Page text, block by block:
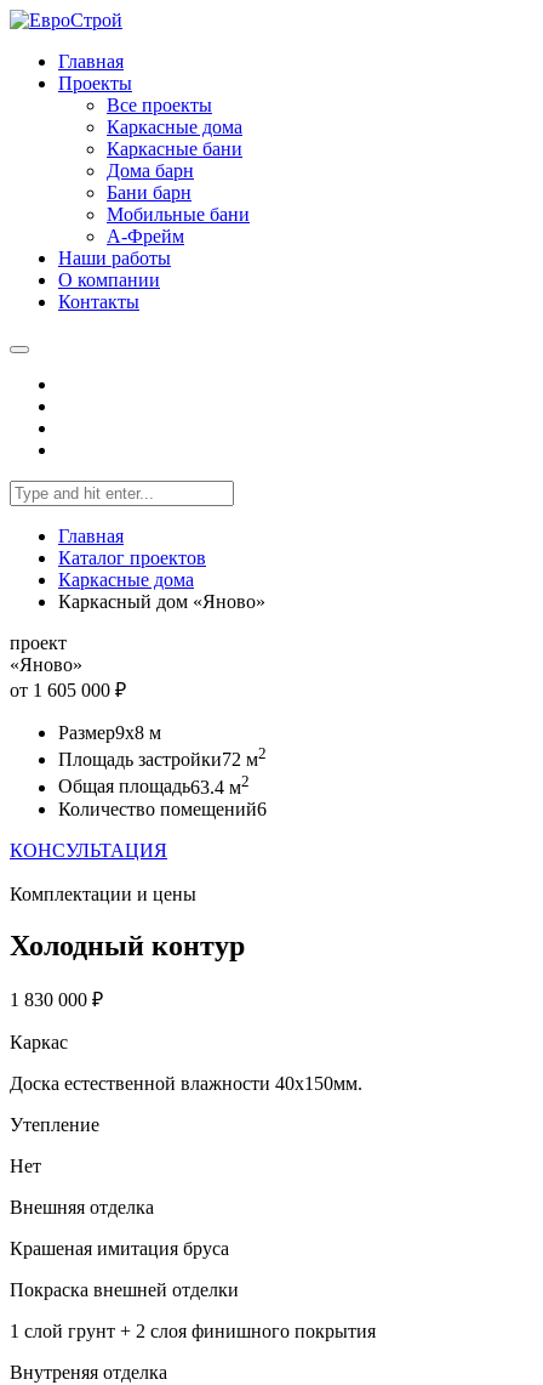
Главная
Проекты
Все проекты
Каркасные дома
Каркасные бани
Дома барн
Бани барн
Мобильные бани
А-Фрейм
Наши работы
О компании
Контакты
Главная
Каталог проектов
Каркасные дома
Каркасный дом «Яново»
проект
«Яново»
от 1 605 000 ₽
Размер9x8 м
Площадь застройки72 м2
Общая площадь63.4 м2
Количество помещений6
КОНСУЛЬТАЦИЯ
Комплектации и цены
Холодный контур
1 830 000 ₽
Каркас
Доска естественной влажности 40x150мм.
Утепление
Нет
Внешняя отделка
Крашеная имитация бруса
Покраска внешней отделки
1 слой грунт + 2 слоя финишного покрытия
Внутреняя отделка